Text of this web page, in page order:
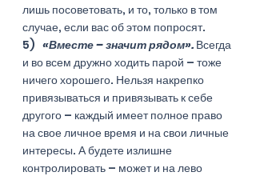
лишь посоветовать, и то, только в том
случае, если вас об этом попросят.
5) «Вместе – значит рядом». Всегда
и во всем дружно ходить парой – тоже
ничего хорошего. Нельзя накрепко
привязываться и привязывать к себе
другого – каждый имеет полное право
на свое личное время и на свои личные
интересы. А будете излишне
контролировать – может и на лево